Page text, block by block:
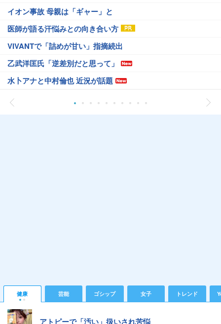
イオン事故 母親は「ギャー」と
医師が語る汗悩みとの向き合い方
VIVANTで「詰めが甘い」指摘続出
乙武洋匡氏「逆差別だと思って」
水卜アナと中村倫也 近況が話題
健康 芸能 ゴシップ 女子 トレンド
アトピーで「汚い」扱いされ苦悩